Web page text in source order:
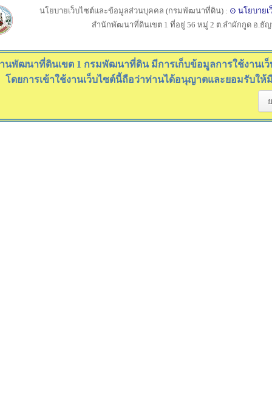
นโยบายเว็บไซต์และข้อมูลส่วนบุคคล (กรมพัฒนาที่ดิน) : ⊙ นโยบายเ
สำนักพัฒนาที่ดินเขต 1 ที่อยู่ 56 หมู่ 2 ต.ลำผักกูด อ.ธั
นพัฒนาที่ดินเขต 1 กรมพัฒนาที่ดิน มีการเก็บข้อมูลการใช้งานเ
โดยการเข้าใช้งานเว็บไซต์นี้ถือว่าท่านได้อนุญาตและยอมรับ